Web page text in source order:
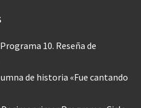
10. Reseña de
de historia «Fue cantando